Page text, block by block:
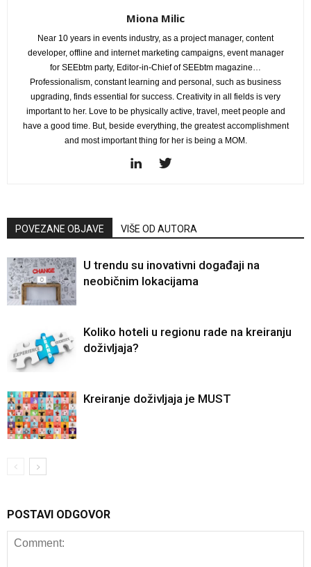
Miona Milic
Near 10 years in events industry, as a project manager, content
developer, offline and internet marketing campaigns, event manager
for SEEbtm party, Editor-in-Chief of SEEbtm magazine…
Professionalism, constant learning and personal, such as business
upgrading, finds essential for success. Creativity in all fields is very
important to her. Love to be physically active, travel, meet people and
have a good time. But, beside everything, the greatest accomplishment
and most important thing for her is being a MOM.
POVEZANE OBJAVE VIŠE OD AUTORA
U trendu su inovativni događaji na
neobičnim lokacijama
Koliko hoteli u regionu rade na kreiranju
doživljaja?
Kreiranje doživljaja je MUST
POSTAVI ODGOVOR